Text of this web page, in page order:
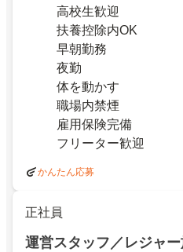
高校生歓迎
扶養控除内OK
早朝勤務
夜勤
体を動かす
職場内禁煙
雇用保険完備
フリーター歓迎
かんたん応募
正社員
運営スタッフ／レジャ